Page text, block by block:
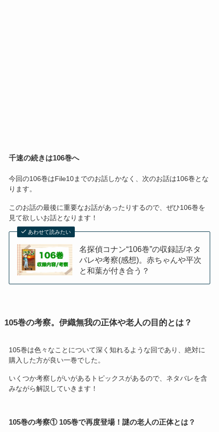
千速の続きは106巻へ
今回の106巻はFile10までのお話しかなく、次のお話は106巻とな
ります。
このお話の最後に重要なお話があったりするので、ぜひ106巻を
見て欲しいお話となります！
あわせて読みたい
名探偵コナン“106巻”の収録話/ネタ
バレや考察(感想)。赤ちゃんや平次
と和葉が付き合う？
105巻の考察。伊織無我の正体や老人の目的とは？
105巻は色々なことについて深く知れるような回であり、絶対に
購入した方が良い一巻でした。
いくつか考察しがいがあるトピックスがあるので、ネタバレを含
みながら解説していきます！
105巻の考察① 105巻で再度登場！謎の老人の正体とは？